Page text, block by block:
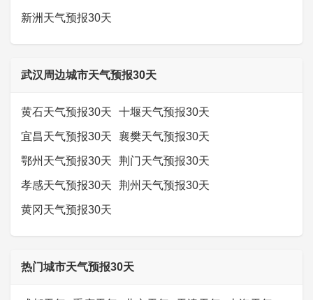
新洲天气预报30天
武汉周边城市天气预报30天
黄石天气预报30天 十堰天气预报30天
宜昌天气预报30天 襄樊天气预报30天
鄂州天气预报30天 荆门天气预报30天
孝感天气预报30天 荆州天气预报30天
黄冈天气预报30天
热门城市天气预报30天